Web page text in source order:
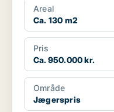
Areal
Ca. 130 m2
Pris
Ca. 950.000 kr.
Område
Jægerspris